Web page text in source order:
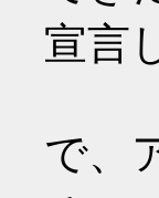
宣言
で、